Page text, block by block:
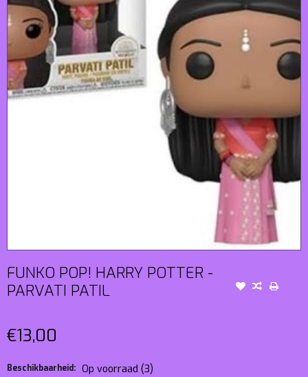
FUNKO POP! HARRY POTTER -
PARVATI PATIL
€13,00
Beschikbaarheid: Op voorraad (3)